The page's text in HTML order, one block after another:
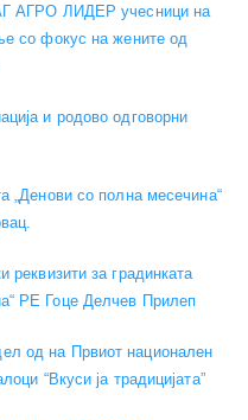
АГРО ЛИДЕР учесници на
со фокус на жените од
и родово одговорни
„Денови со полна месечина“
реквизити за градинката
РЕ Гоце Делчев Прилеп
од на Првиот национален
“Вкуси ја традицијата”